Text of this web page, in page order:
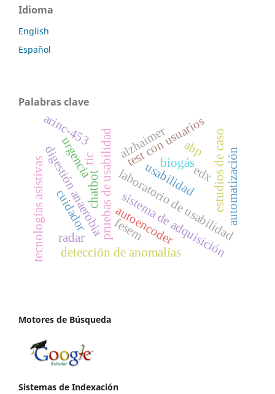
Idioma
English
Español
Palabras clave
laboratorio de usabilidad
pruebas de usabilidad test con usuarios
usabilidad
sistema de adquisición
digestión anaerobia automatización
biogás
detección de anomalías
autoencoder
abp estudios de caso
fesem
edx
chatbot
alzhaimer
cuidador
urgencia
tic
tecnologías asistivas radar
arinc-453
Motores de Búsqueda
Sistemas de Indexación